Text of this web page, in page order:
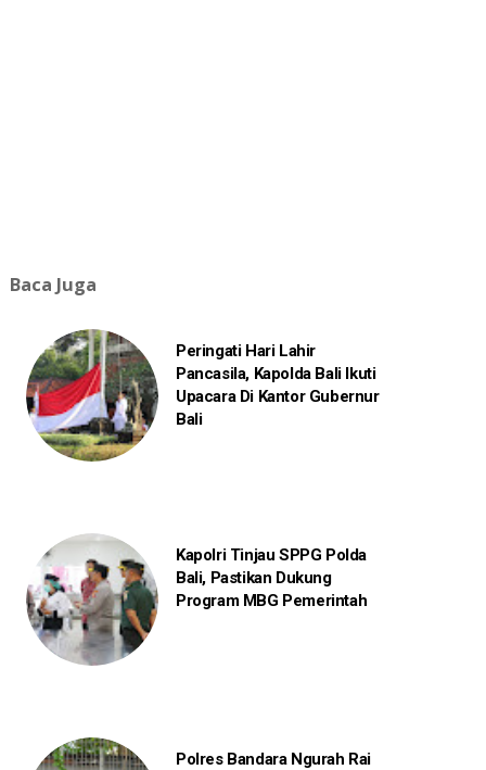
Baca Juga
Peringati Hari Lahir
Pancasila, Kapolda Bali Ikuti
Upacara Di Kantor Gubernur
Bali
Kapolri Tinjau SPPG Polda
Bali, Pastikan Dukung
Program MBG Pemerintah
Polres Bandara Ngurah Rai